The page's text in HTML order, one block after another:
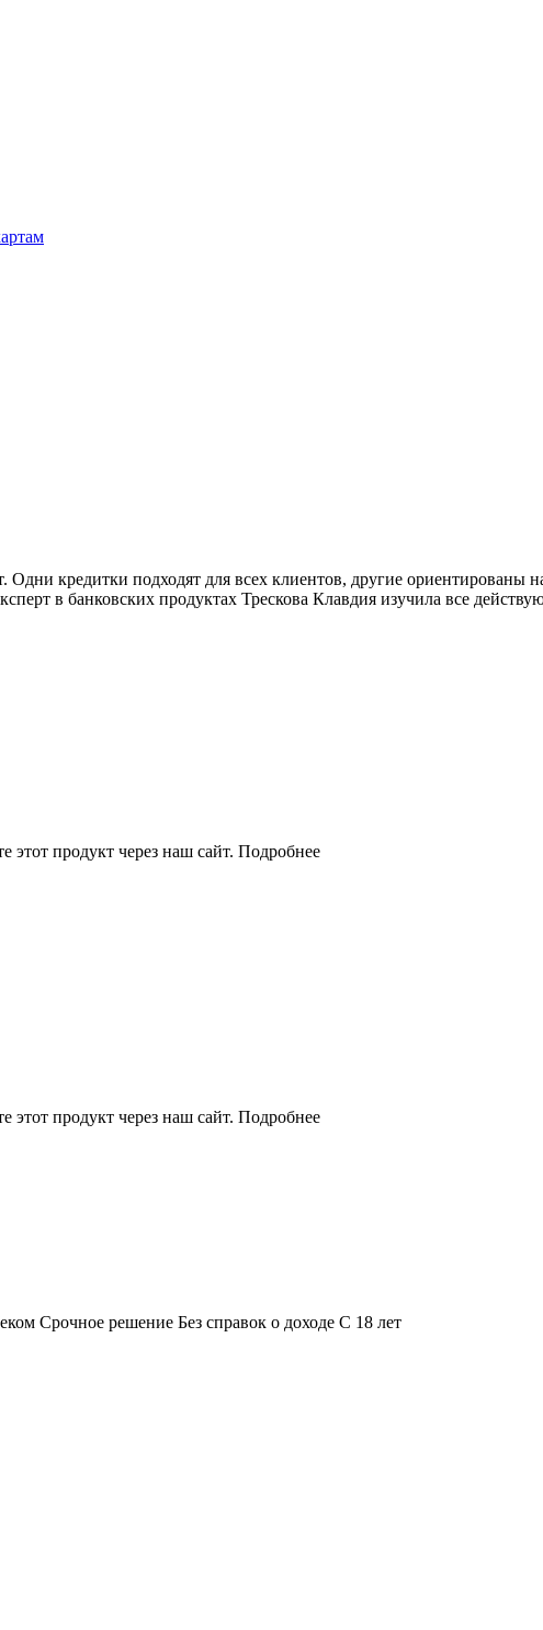
Одни кредитки подходят для всех клиентов, другие ориентированы
в банковских продуктах Трескова Клавдия изучила все
продукт через наш сайт. Подробнее
продукт через наш сайт. Подробнее
Срочное решение Без справок о доходе С 18 лет